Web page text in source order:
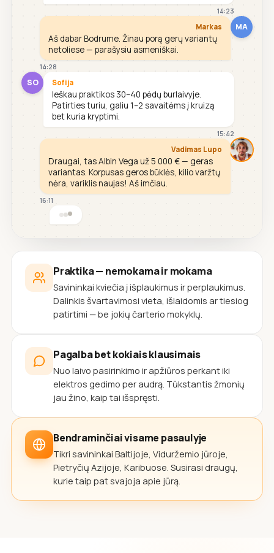
14:23
MA
Markas
Aš dabar Bodrume. Žinau porą gerų variantų
netoliese — parašysiu asmeniškai.
14:28
SO Sofija
Ieškau praktikos 30–40 pėdų burlaivyje.
Patirties turiu, galiu 1–2 savaitėms į kruizą
bet kuria kryptimi.
15:42
Vadimas Lupo
Draugai, tas Albin Vega už 5 000 € — geras
variantas. Korpusas geros būklės, kilio varžtų
nėra, variklis naujas! Aš imčiau.
16:11
Praktika — nemokama ir mokama
Savininkai kviečia į išplaukimus ir perplaukimus.
Dalinkis švartavimosi vieta, išlaidomis ar tiesiog
patirtimi — be jokių čarterio mokyklų.
Pagalba bet kokiais klausimais
Nuo laivo pasirinkimo ir apžiūros perkant iki
elektros gedimo per audrą. Tūkstantis žmonių
jau žino, kaip tai išspręsti.
Bendraminčiai visame pasaulyje
Tikri savininkai Baltijoje, Viduržemio jūroje,
Pietryčių Azijoje, Karibuose. Susirasi draugų,
kurie taip pat svajoja apie jūrą.